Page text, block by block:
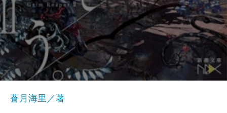
蒼月海里／著